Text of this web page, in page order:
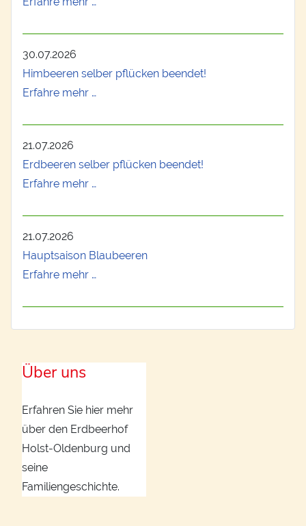
30.07.2026
Himbeeren selber pflücken beendet!
Erfahre mehr …
21.07.2026
Erdbeeren selber pflücken beendet!
Erfahre mehr …
21.07.2026
Hauptsaison Blaubeeren
Erfahre mehr …
Über uns
Erfahren Sie hier mehr
über den Erdbeerhof
Holst-Oldenburg und
seine
Familiengeschichte.